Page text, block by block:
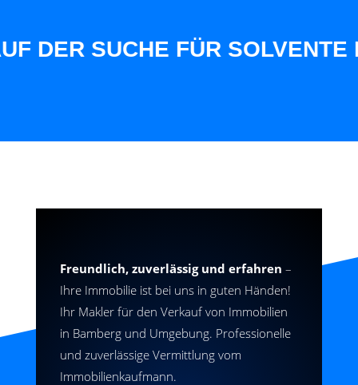
SUCHE FÜR SOLVENTE
Freundlich, zuverlässig und erfahren –
Ihre Immobilie ist bei uns in guten Händen!
Ihr Makler für den Verkauf von Immobilien
in Bamberg und Umgebung. Professionelle
und zuverlässige Vermittlung vom
Immobilienkaufmann.